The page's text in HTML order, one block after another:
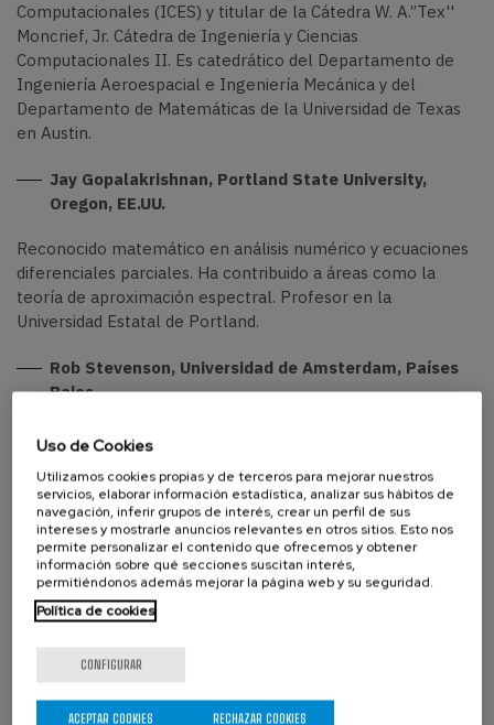
Computacionales (ICES) y titular de la Cátedra W. A.”Tex''
Moncrief, Jr. Cátedra de Ingeniería y Ciencias
Computacionales II. Es catedrático del Departamento de
Ingeniería Aeroespacial e Ingeniería Mecánica y del
Departamento de Matemáticas de la Universidad de Texas
en Austin.
Jay Gopalakrishnan, Portland State University,
Oregon, EE.UU.
Reconocido matemático en análisis numérico y ecuaciones
diferenciales parciales. Ha contribuido a áreas como la
teoría de aproximación espectral. Profesor en la
Universidad Estatal de Portland.
Rob Stevenson, Universidad de Amsterdam, Países
Bajos
Matemático holandés especializado en análisis numérico de
multietapa y adaptativos.
Este workshop ha sido parcialmente financiado por el
programa de investigación e innovación Horizonte 2020 de
la Unión Europea bajo la acción Marie Sklodowska-Curie
(Ref. 101017984 (GEODPG)), el Ministerio de Ciencia,
Innovación y Universidades a través de la Agencia Estatal de
Investigación y por la Unión Europea
NextGeneratioEU/PRTR con el proyecto con referencia
TED2021-132783B-I00 y por la acreditación "Excelencia
Uso de Cookies
Utilizamos cookies propias y de terceros para mejorar nuestros
servicios, elaborar información estadística, analizar sus hábitos de
navegación, inferir grupos de interés, crear un perfil de sus
intereses y mostrarle anuncios relevantes en otros sitios. Esto nos
permite personalizar el contenido que ofrecemos y obtener
información sobre qué secciones suscitan interés,
permitiéndonos además mejorar la página web y su seguridad.
Política de cookies
CONFIGURAR
RECHAZAR COOKIES
ACEPTAR COOKIES